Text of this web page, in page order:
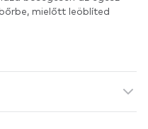
mielőtt leöblíted